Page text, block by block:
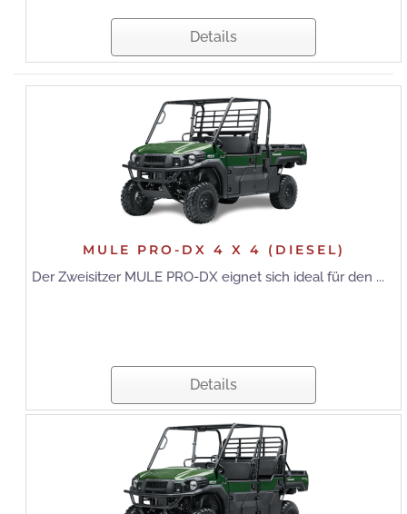
Details
MULE PRO-DX 4 X 4 (DIESEL)
Der Zweisitzer MULE PRO-DX eignet sich ideal für den ...
Details